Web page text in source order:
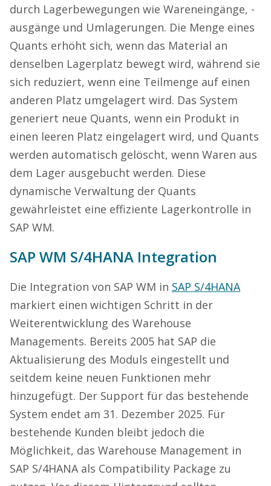
durch Lagerbewegungen wie Wareneingänge, -
ausgänge und Umlagerungen. Die Menge eines
Quants erhöht sich, wenn das Material an
denselben Lagerplatz bewegt wird, während sie
sich reduziert, wenn eine Teilmenge auf einen
anderen Platz umgelagert wird. Das System
generiert neue Quants, wenn ein Produkt in
einen leeren Platz eingelagert wird, und Quants
werden automatisch gelöscht, wenn Waren aus
dem Lager ausgebucht werden. Diese
dynamische Verwaltung der Quants
gewährleistet eine effiziente Lagerkontrolle in
SAP WM.
SAP WM S/4HANA Integration
Die Integration von SAP WM in SAP S/4HANA
markiert einen wichtigen Schritt in der
Weiterentwicklung des Warehouse
Managements. Bereits 2005 hat SAP die
Aktualisierung des Moduls eingestellt und
seitdem keine neuen Funktionen mehr
hinzugefügt. Der Support für das bestehende
System endet am 31. Dezember 2025. Für
bestehende Kunden bleibt jedoch die
Möglichkeit, das Warehouse Management in
SAP S/4HANA als Compatibility Package zu